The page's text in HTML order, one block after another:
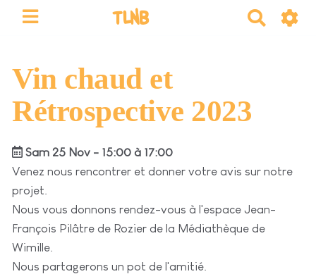
TLNB
r
Vin chaud et
Rétrospective 2023
Sam 25 Nov - 15:00 à 17:00
Venez nous rencontrer et donner votre avis sur notre
projet.
Nous vous donnons rendez-vous à l'espace Jean-
François Pilâtre de Rozier de la Médiathèque de
Wimille.
Nous partagerons un pot de l'amitié.